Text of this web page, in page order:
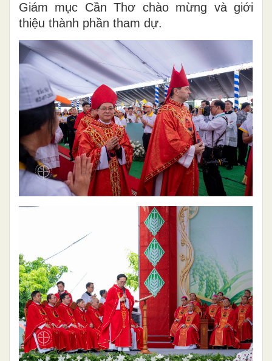
Giám mục Cần Thơ chào mừng và giới
thiệu thành phần tham dự.